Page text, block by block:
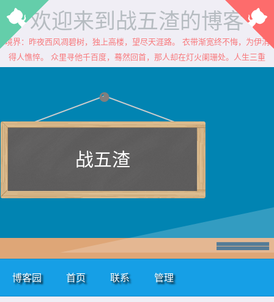
欢迎来到战五渣的博客
境界：昨夜西风凋碧树，独上高楼，望尽天涯路。 衣带渐宽终不悔，为伊消
得人憔悴。 众里寻他千百度，蓦然回首，那人却在灯火阑珊处。人生三重
战五渣
博客园 首页 联系 管理